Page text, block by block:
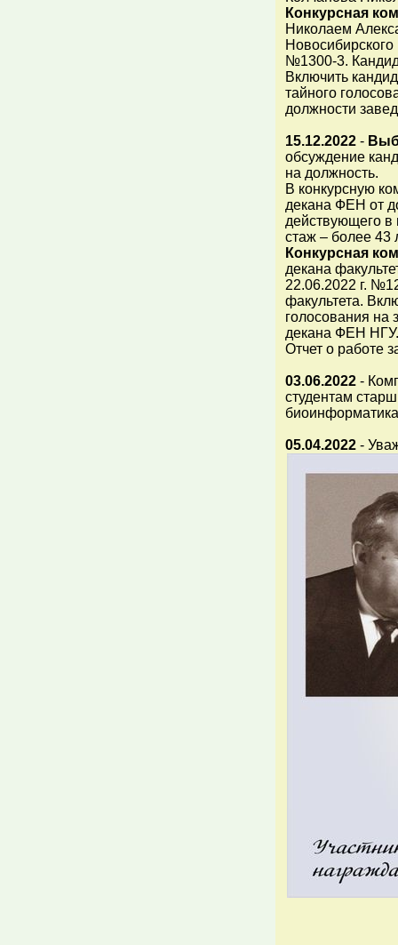
Конкурсная
Николаем
Новосибирского
№1300-3.
Включить
тайного
должности
15.12.2022 -
обсуждение
на должность.
В конкурсную
декана ФЕН от
действующего
стаж – более
Конкурсная
декана
22.06.2022 г.
факультета.
голосования на
декана ФЕН НГУ.
Отчет о работе
03.06.2022 -
студентам
05.04.2022 -